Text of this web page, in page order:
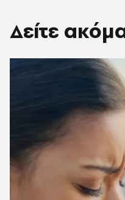
Δείτε